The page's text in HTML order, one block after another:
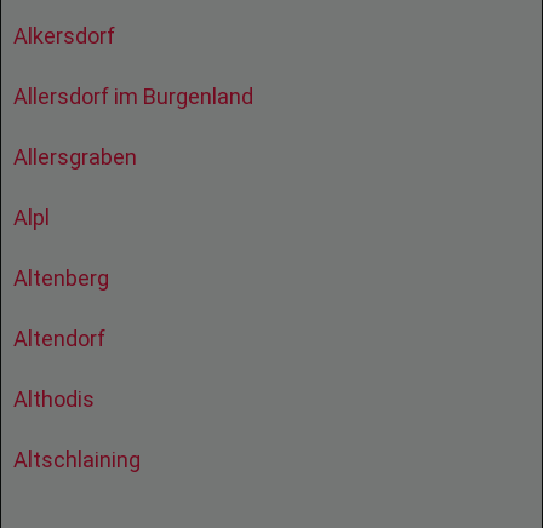
Alkersdorf
Allersdorf im Burgenland
Allersgraben
Alpl
Altenberg
Altendorf
Althodis
Altschlaining